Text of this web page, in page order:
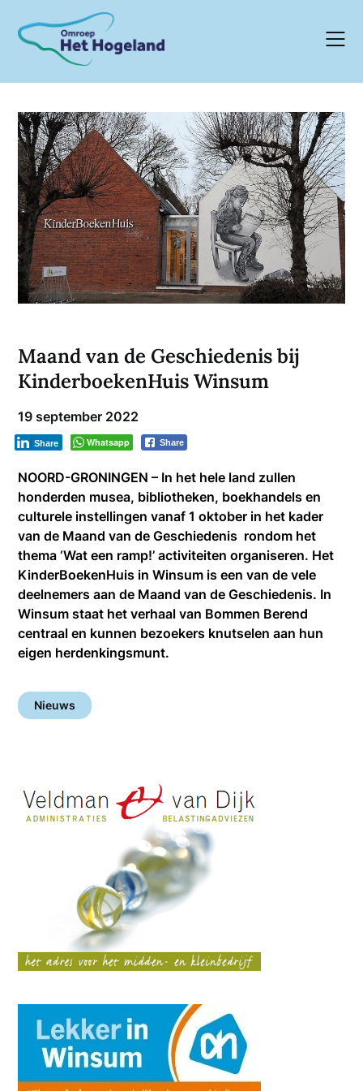
content
Maand van de Geschiedenis bij
KinderboekenHuis Winsum
19 september 2022
Whatsapp Share
Share
NOORD-GRONINGEN – In het hele land zullen
honderden musea, bibliotheken, boekhandels en
culturele instellingen vanaf 1 oktober in het kader
van de Maand van de Geschiedenis rondom het
thema ‘Wat een ramp!’ activiteiten organiseren. Het
KinderBoekenHuis in Winsum is een van de vele
deelnemers aan de Maand van de Geschiedenis. In
Winsum staat het verhaal van Bommen Berend
centraal en kunnen bezoekers knutselen aan hun
eigen herdenkingsmunt.
Nieuws